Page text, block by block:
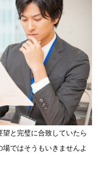
と完璧に合致していたら
ではそうもいきませんよ